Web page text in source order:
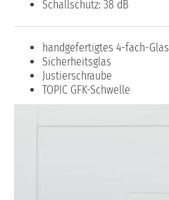
Schallschutz: 38 dB
handgefertigtes 4-fach-Glas
Sicherheitsglas
Justierschraube
TOPIC GFK-Schwelle